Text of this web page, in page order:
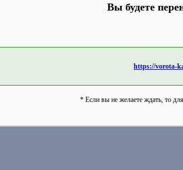
Вы будете
https://vorota-
* Если вы не желаете ждать, то